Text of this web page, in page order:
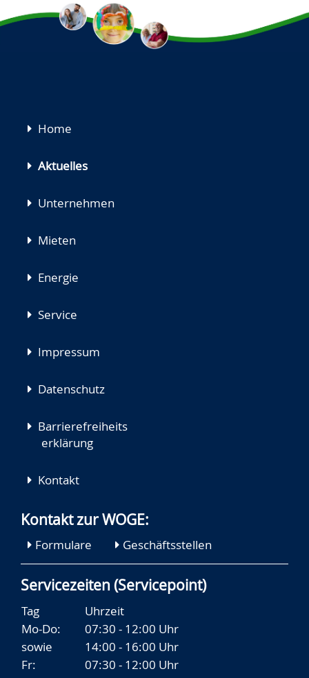
Navigation
Home
Aktuelles
Unternehmen
Mieten
Energie
Service
Impressum
Datenschutz
Barrierefreiheits
erklärung
Kontakt
Kontakt zur WOGE:
Formulare Geschäftsstellen
Servicezeiten (Servicepoint)
Tag
Uhrzeit
Mo-Do:
07:30 - 12:00 Uhr
sowie
14:00 - 16:00 Uhr
Fr:
07:30 - 12:00 Uhr